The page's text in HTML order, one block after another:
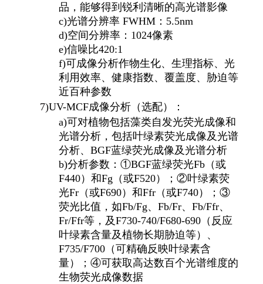
品，能够得到锐利清晰的高光谱影像
c)光谱分辨率 FWHM：5.5nm
d)空间分辨率：1024像素
e)信噪比420:1
f)可成像分析作物生化、生理指标、光
利用效率、健康指数、覆盖度、胁迫等
近百种参数
7)UV-MCF成像分析（选配）：
a)可对植物包括藻类自发光荧光成像和
光谱分析，包括叶绿素荧光成像及光谱
分析、BGF蓝绿荧光成像及光谱分析
b)分析参数：①BGF蓝绿荧光Fb（或
F440）和Fg（或F520）；②叶绿素荧
光Fr（或F690）和Ffr（或F740）；③
荧光比值，如Fb/Fg、Fb/Fr、Fb/Ffr、
Fr/Ffr等，及F730-740/F680-690（反应
叶绿素含量及植物长期胁迫等）、
F735/F700（可精确反映叶绿素含
量）；④可获取高达数百个光谱维度的
生物荧光成像数据